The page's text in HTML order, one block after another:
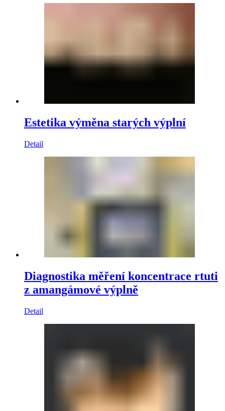
Estetika výměna starých výplní
Detail
Diagnostika měření koncentrace rtuti
z amangámové výplně
Detail